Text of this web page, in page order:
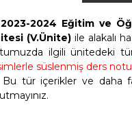
2023-2024 Eğitim ve
(V.Ünite)ile alakalı
ilgili ünitedeki
süslenmiş ders
tür içerikler ve daha